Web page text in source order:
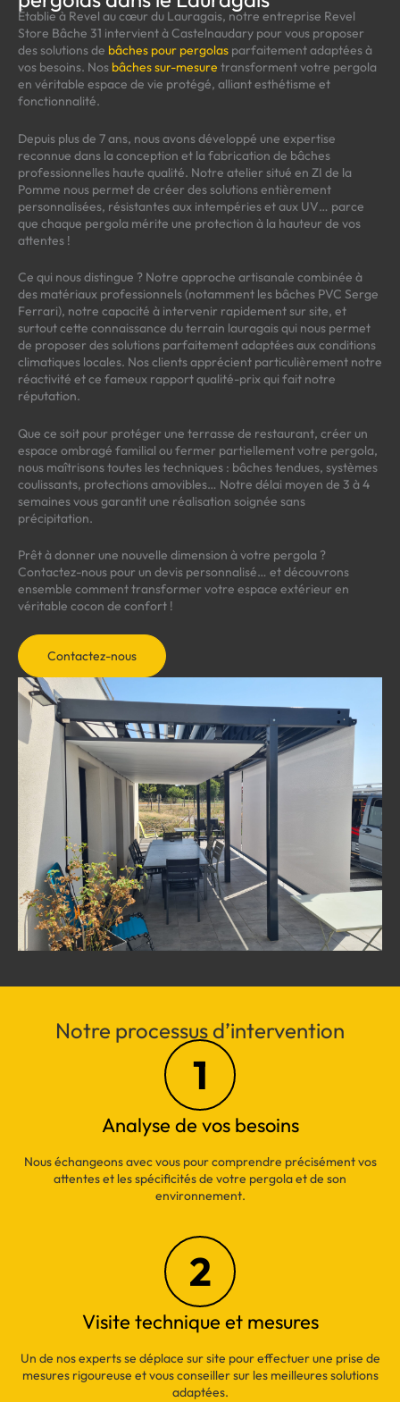
Établie à Revel au cœur du Lauragais, notre entreprise Revel
Store Bâche 31 intervient à Castelnaudary pour vous proposer
des solutions de bâches pour pergolas parfaitement adaptées à
vos besoins. Nos bâches sur-mesure transforment votre pergola
en véritable espace de vie protégé, alliant esthétisme et
fonctionnalité.
Depuis plus de 7 ans, nous avons développé une expertise
reconnue dans la conception et la fabrication de bâches
professionnelles haute qualité. Notre atelier situé en ZI de la
Pomme nous permet de créer des solutions entièrement
personnalisées, résistantes aux intempéries et aux UV… parce
que chaque pergola mérite une protection à la hauteur de vos
attentes !
Ce qui nous distingue ? Notre approche artisanale combinée à
des matériaux professionnels (notamment les bâches PVC Serge
Ferrari), notre capacité à intervenir rapidement sur site, et
surtout cette connaissance du terrain lauragais qui nous permet
de proposer des solutions parfaitement adaptées aux conditions
climatiques locales. Nos clients apprécient particulièrement notre
réactivité et ce fameux rapport qualité-prix qui fait notre
réputation.
Que ce soit pour protéger une terrasse de restaurant, créer un
espace ombragé familial ou fermer partiellement votre pergola,
nous maîtrisons toutes les techniques : bâches tendues, systèmes
coulissants, protections amovibles… Notre délai moyen de 3 à 4
semaines vous garantit une réalisation soignée sans
précipitation.
Prêt à donner une nouvelle dimension à votre pergola ?
Contactez-nous pour un devis personnalisé… et découvrons
ensemble comment transformer votre espace extérieur en
véritable cocon de confort !
Contactez-nous
Notre processus d’intervention
1
Analyse de vos besoins
Nous échangeons avec vous pour comprendre précisément vos
attentes et les spécificités de votre pergola et de son
environnement.
2
Visite technique et mesures
Un de nos experts se déplace sur site pour effectuer une prise de
mesures rigoureuse et vous conseiller sur les meilleures solutions
adaptées.